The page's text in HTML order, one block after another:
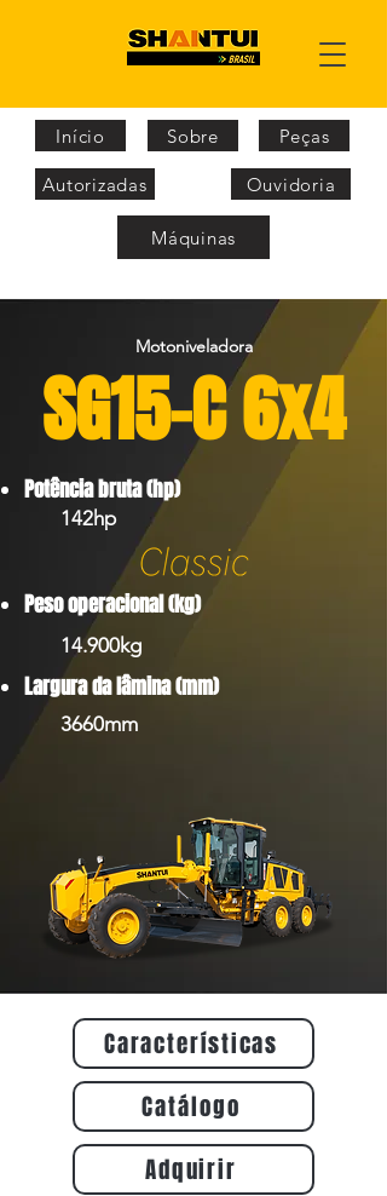
Início
Máquinas
Peças
Sobre
Autorizadas Ouvidoria
Motoniveladora
SG15-C 6x4
Potência bruta (hp)
142hp
Peso operacional (kg)
14.900kg
Largura da lâmina (mm)
3660mm
Características
Catálogo
Adquirir